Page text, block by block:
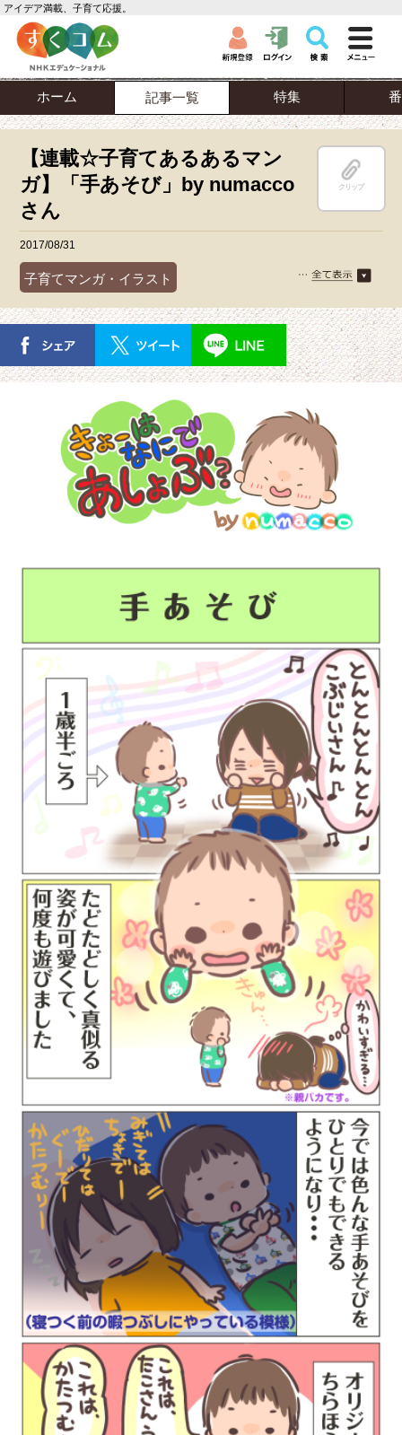
アイデア満載、子育て応援。
ホーム 記事一覧 特集
【連載☆子育てあるあるマン
ガ】「手あそび」by numacco
さん
クリップ
2017/08/31
子育てマンガ・イラスト